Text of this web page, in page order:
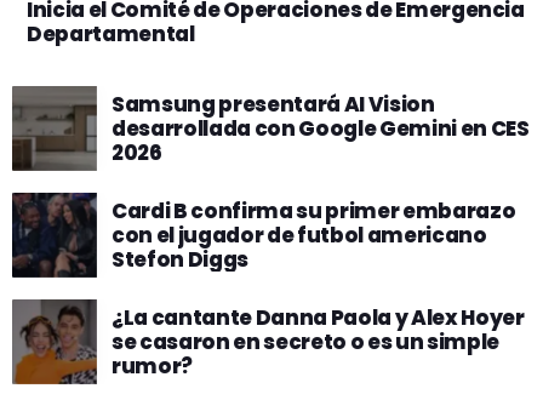
Inicia el Comité de Operaciones de Emergencia
Departamental
Samsung presentará AI Vision
desarrollada con Google Gemini en CES
2026
Cardi B confirma su primer embarazo
con el jugador de futbol americano
Stefon Diggs
¿La cantante Danna Paola y Alex Hoyer
se casaron en secreto o es un simple
rumor?